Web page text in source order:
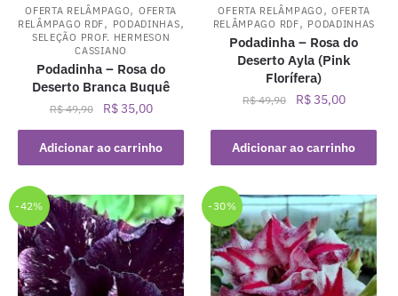
OFERTA RELÂMPAGO, OFERTA
RELÂMPAGO RDF, PODADINHAS,
SELEÇÃO PROF. HERMESON
CASSIANO
Podadinha – Rosa do
Deserto Branca Buquê
R$49,90
O
preço
original
era:
R$35,00O
preço
atual
é:
Adicionar ao carrinho
OFERTA RELÂMPAGO ,OFERTA
RELÂMPAGO RDF, PODADINHAS
Podadinha – Rosa do
Deserto Ayla (Pink
Florífera)
R$49,90
O
era:
R$35,00O
é:
Adicionar ao carrinho
-42% -30%